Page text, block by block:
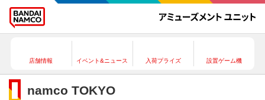
店舗情報 イベント&ニュース 入荷プライズ 設置ゲーム機
namco TOKYO